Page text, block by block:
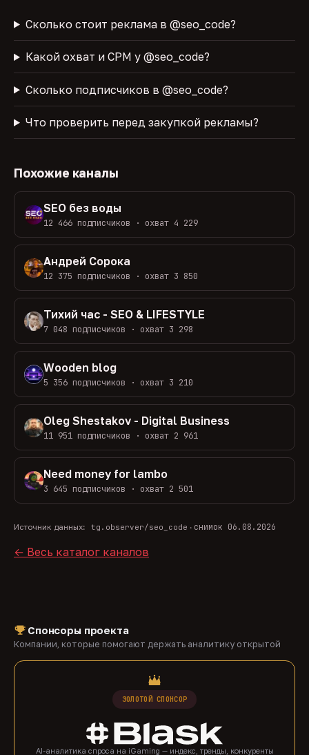
Сколько стоит реклама в @seo_code?
Какой охват и CPM у @seo_code?
Сколько подписчиков в @seo_code?
Что проверить перед закупкой рекламы?
Похожие каналы
SEO без воды
12 466 подписчиков · охват 4 229
Андрей Сорока
12 375 подписчиков · охват 3 850
Тихий час - SEO & LIFESTYLE
7 048 подписчиков · охват 3 298
Wooden blog
5 356 подписчиков · охват 3 210
Oleg Shestakov - Digital Business
11 951 подписчиков · охват 2 961
Need money for lambo
3 645 подписчиков · охват 2 501
Источник данных: tg.observer/seo_code · снимок 06.08.2026
← Весь каталог каналов
Спонсоры проекта
Компании, которые помогают держать аналитику открытой
ЗОЛОТОЙ СПОНСОР
AI-аналитика спроса на iGaming — индекс, тренды, конкуренты